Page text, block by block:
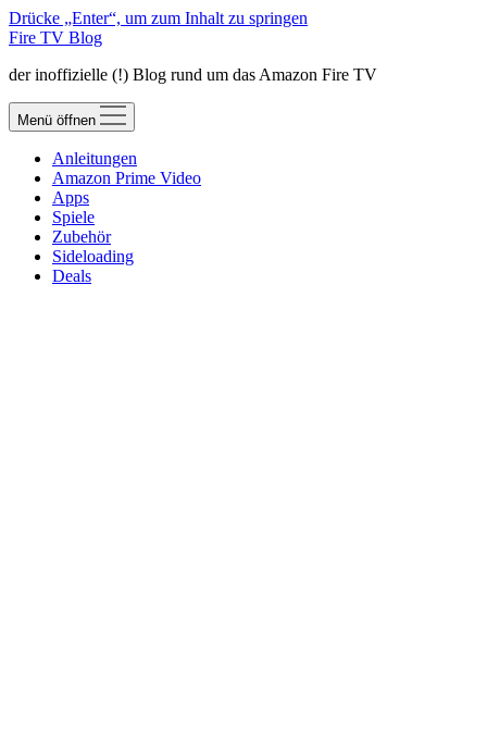
Drücke „Enter“, um zum Inhalt zu springen
Fire TV Blog
der inoffizielle (!) Blog rund um das Amazon Fire TV
Menü öffnen
Anleitungen
Amazon Prime Video
Apps
Spiele
Zubehör
Sideloading
Deals